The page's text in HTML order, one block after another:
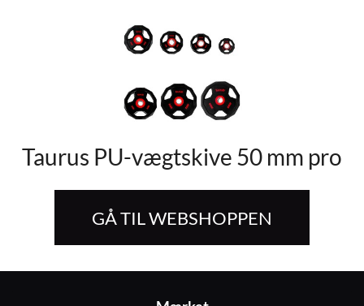
Taurus PU-vægtskive 50 mm pro
GÅ TIL WEBSHOPPEN